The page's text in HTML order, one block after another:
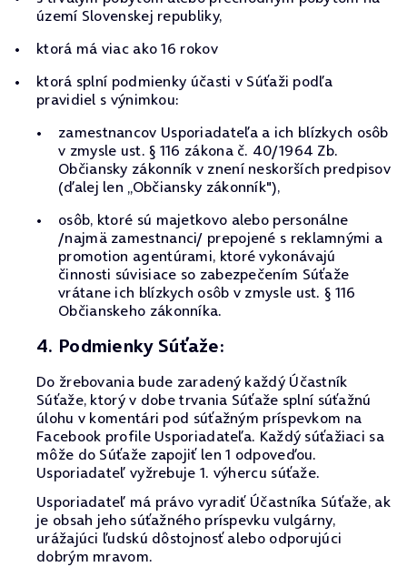
území Slovenskej republiky,
ktorá má viac ako 16 rokov
ktorá splní podmienky účasti v Súťaži podľa
pravidiel s výnimkou:
zamestnancov Usporiadateľa a ich blízkych osôb
v zmysle ust. § 116 zákona č. 40/1964 Zb.
Občiansky zákonník v znení neskorších predpisov
(ďalej len „Občiansky zákonník"),
osôb, ktoré sú majetkovo alebo personálne
/najmä zamestnanci/ prepojené s reklamnými a
promotion agentúrami, ktoré vykonávajú
činnosti súvisiace so zabezpečením Súťaže
vrátane ich blízkych osôb v zmysle ust. § 116
Občianskeho zákonníka.
4. Podmienky Súťaže:
Do žrebovania bude zaradený každý Účastník
Súťaže, ktorý v dobe trvania Súťaže splní súťažnú
úlohu v komentári pod súťažným príspevkom na
Facebook profile Usporiadateľa. Každý súťažiaci sa
môže do Súťaže zapojiť len 1 odpoveďou.
Usporiadateľ vyžrebuje 1. výhercu súťaže.
Usporiadateľ má právo vyradiť Účastníka Súťaže, ak
je obsah jeho súťažného príspevku vulgárny,
urážajúci ľudskú dôstojnosť alebo odporujúci
dobrým mravom.